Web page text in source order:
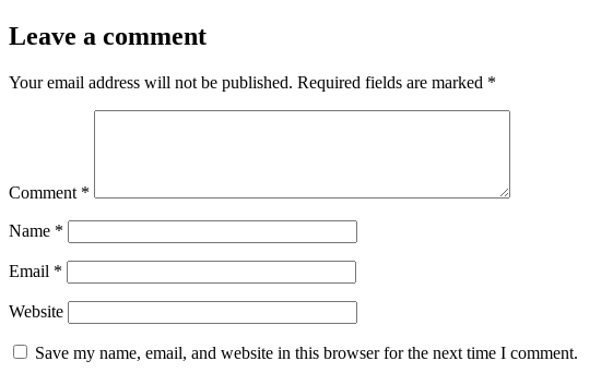
Leave a comment
Your email address will not be published. Required fields are marked *
Comment *
Name *
Email *
Website
Save my name, email, and website in this browser for the next time I comment.